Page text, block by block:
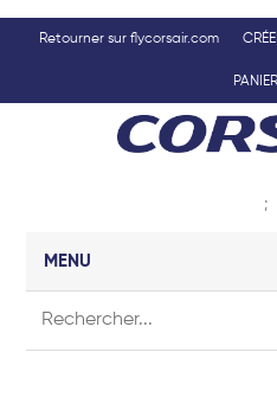
Retourner sur flycorsair.com
PANIER
;
MENU